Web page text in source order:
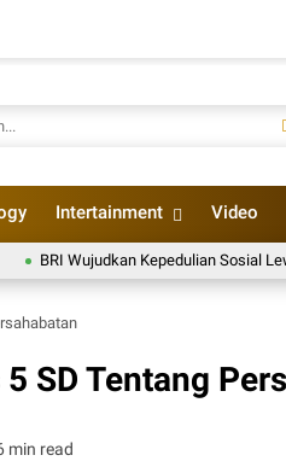
Intertainment Video
Wujudkan Kepedulian Sosial Lewat
SD Tentang
min read